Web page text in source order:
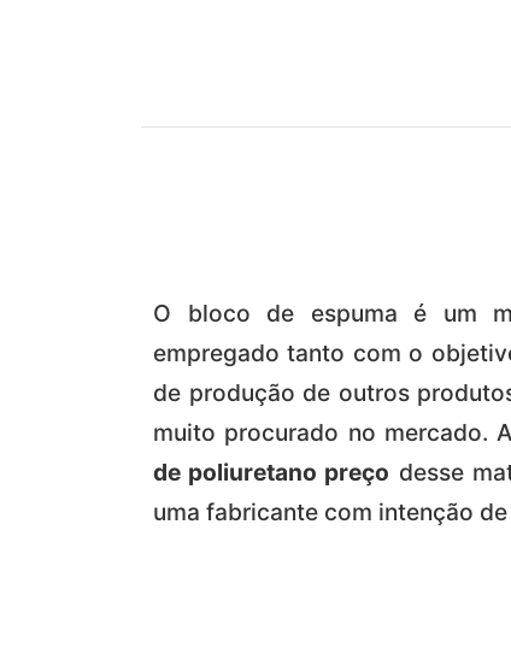
O bloco de espuma é um
empregado tanto com o
de produção de outros
muito procurado no mercado.
de poliuretano preço desse
uma fabricante com intenção